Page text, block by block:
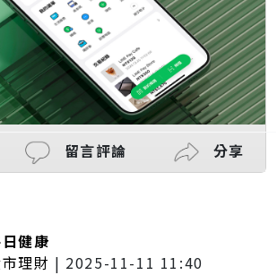
留言評論 分享
健康
理財 | 2025-11-11 11:40